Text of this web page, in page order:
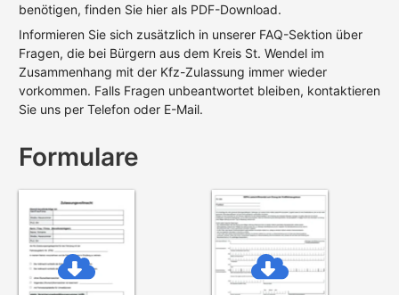
benötigen, finden Sie hier als PDF-Download.
Informieren Sie sich zusätzlich in unserer FAQ-Sektion über
Fragen, die bei Bürgern aus dem Kreis St. Wendel im
Zusammenhang mit der Kfz-Zulassung immer wieder
vorkommen. Falls Fragen unbeantwortet bleiben, kontaktieren
Sie uns per Telefon oder E-Mail.
Formulare